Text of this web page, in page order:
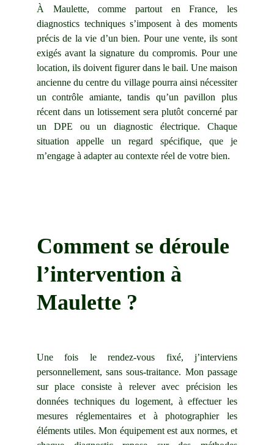
À Maulette, comme partout en France, les
diagnostics techniques s’imposent à des moments
précis de la vie d’un bien. Pour une vente, ils sont
exigés avant la signature du compromis. Pour une
location, ils doivent figurer dans le bail. Une maison
ancienne du centre du village pourra ainsi nécessiter
un contrôle amiante, tandis qu’un pavillon plus
récent dans un lotissement sera plutôt concerné par
un DPE ou un diagnostic électrique. Chaque
situation appelle un regard spécifique, que je
m’engage à adapter au contexte réel de votre bien.
Comment se déroule
l’intervention à
Maulette ?
Une fois le rendez-vous fixé, j’interviens
personnellement, sans sous-traitance. Mon passage
sur place consiste à relever avec précision les
données techniques du logement, à effectuer les
mesures réglementaires et à photographier les
éléments utiles. Mon équipement est aux normes, et